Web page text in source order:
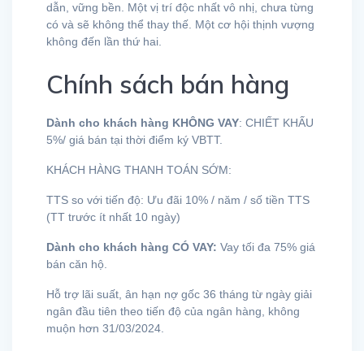
dẫn, vững bền. Một vị trí độc nhất vô nhị, chưa từng
có và sẽ không thể thay thế. Một cơ hội thịnh vượng
không đến lần thứ hai.
Chính sách bán hàng
Dành cho khách hàng KHÔNG VAY: CHIẾT KHẤU
5%/ giá bán tại thời điểm ký VBTT.
KHÁCH HÀNG THANH TOÁN SỚM:
TTS so với tiến độ: Ưu đãi 10% / năm / số tiền TTS
(TT trước ít nhất 10 ngày)
Dành cho khách hàng CÓ VAY: Vay tối đa 75% giá
bán căn hộ.
Hỗ trợ lãi suất, ân hạn nợ gốc 36 tháng từ ngày giải
ngân đầu tiên theo tiến độ của ngân hàng, không
muộn hơn 31/03/2024.